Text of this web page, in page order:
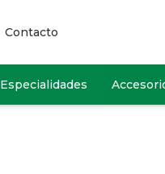
Especialidades
Contacto